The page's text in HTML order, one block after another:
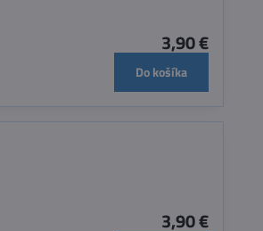
3,90 €
Do košíka
3,90 €